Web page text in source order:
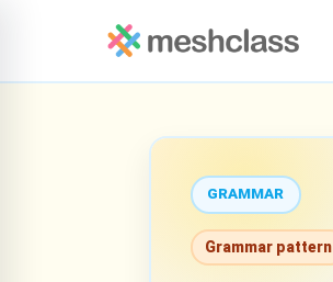
GRAMMAR
Grammar pattern